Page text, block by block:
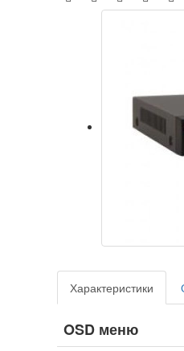
Характеристики
OSD меню